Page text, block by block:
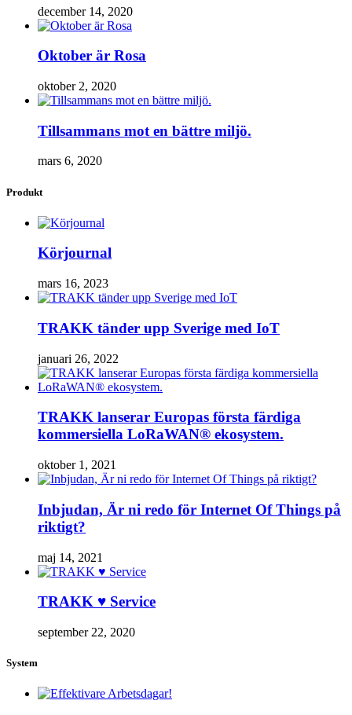
december 14, 2020
Oktober är Rosa
oktober 2, 2020
Tillsammans mot en bättre miljö.
mars 6, 2020
Produkt
Körjournal
mars 16, 2023
TRAKK tänder upp Sverige med IoT
januari 26, 2022
TRAKK lanserar Europas första färdiga
kommersiella LoRaWAN® ekosystem.
oktober 1, 2021
Inbjudan, Är ni redo för Internet Of Things på
riktigt?
maj 14, 2021
TRAKK ♥ Service
september 22, 2020
System